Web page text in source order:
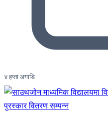
४ हप्ता अगाडि